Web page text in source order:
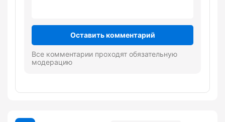
Оставить комментарий
Все комментарии проходят обязательную
модерацию